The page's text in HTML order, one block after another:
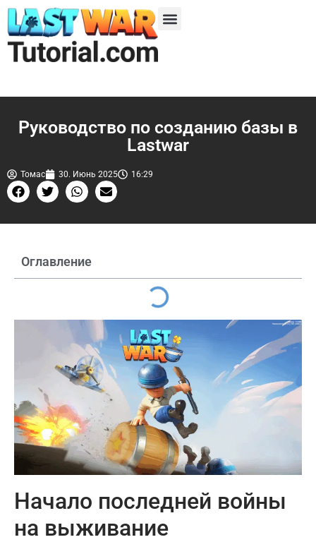
Руководство по созданию базы в
Lastwar
Томас 30. Июнь 2025 16:29
Оглавление
Начало последней войны
на выживание